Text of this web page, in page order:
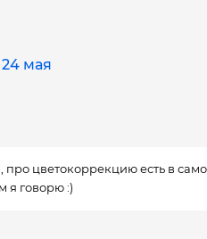
мая
цветокоррекцию есть в
я говорю :)